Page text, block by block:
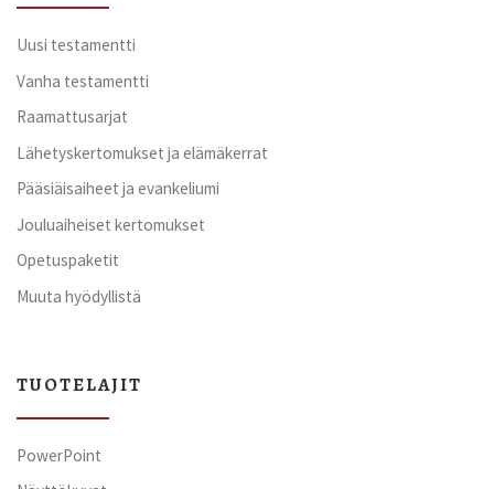
Uusi testamentti
Vanha testamentti
Raamattusarjat
Lähetyskertomukset ja elämäkerrat
Pääsiäisaiheet ja evankeliumi
Jouluaiheiset kertomukset
Opetuspaketit
Muuta hyödyllistä
TUOTELAJIT
PowerPoint